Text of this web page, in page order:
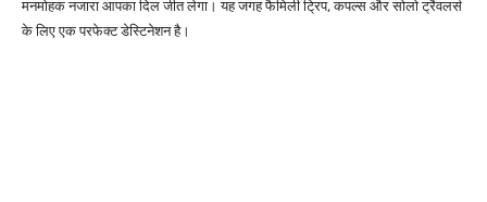
मनमोहक नजारा आपका दिल जीत लेगा। यह जगह फैमिली ट्रिप, कपल्स और सोलो ट्रैवलर्स
के लिए एक परफेक्ट डेस्टिनेशन है।